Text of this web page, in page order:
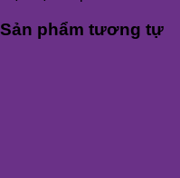
Sản phẩm tương tự